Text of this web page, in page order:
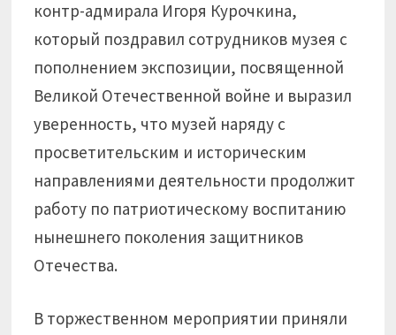
контр-адмирала Игоря Курочкина,
который поздравил сотрудников музея с
пополнением экспозиции, посвященной
Великой Отечественной войне и выразил
уверенность, что музей наряду с
просветительским и историческим
направлениями деятельности продолжит
работу по патриотическому воспитанию
нынешнего поколения защитников
Отечества.
В торжественном мероприятии приняли